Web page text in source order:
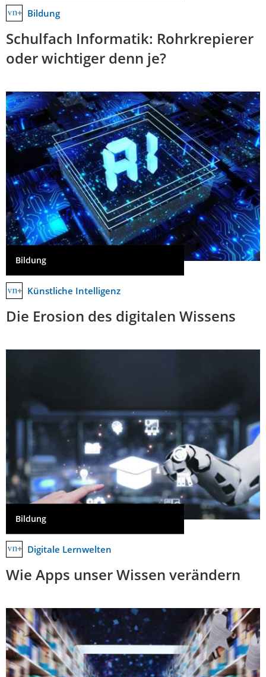
Bildung
Schulfach Informatik: Rohrkrepierer
oder wichtiger denn je?
Bildung
Künstliche Intelligenz
Die Erosion des digitalen Wissens
Bildung
Digitale Lernwelten
Wie Apps unser Wissen verändern